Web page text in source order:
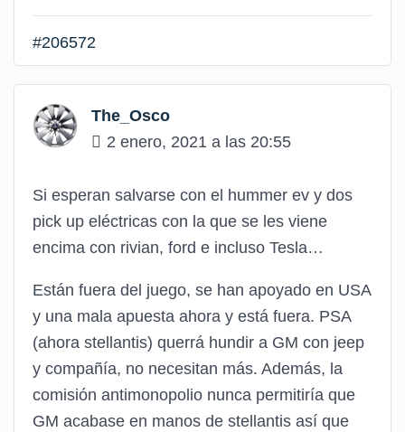
#206572
The_Osco
2 enero, 2021 a las 20:55
Si esperan salvarse con el hummer ev y dos
pick up eléctricas con la que se les viene
encima con rivian, ford e incluso Tesla…
Están fuera del juego, se han apoyado en USA
y una mala apuesta ahora y está fuera. PSA
(ahora stellantis) querrá hundir a GM con jeep
y compañía, no necesitan más. Además, la
comisión antimonopolio nunca permitiría que
GM acabase en manos de stellantis así que